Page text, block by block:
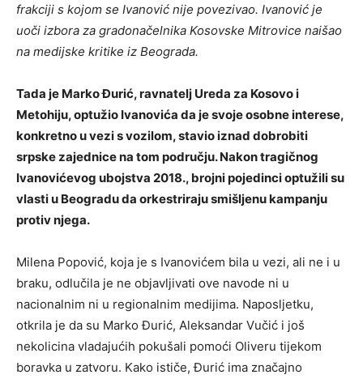
frakciji s kojom se Ivanović nije povezivao. Ivanović je
uoči izbora za gradonačelnika Kosovske Mitrovice naišao
na medijske kritike iz Beograda.
Tada je Marko Đurić, ravnatelj Ureda za Kosovo i
Metohiju, optužio Ivanovića da je svoje osobne interese,
konkretno u vezi s vozilom, stavio iznad dobrobiti
srpske zajednice na tom području. Nakon tragičnog
Ivanovićevog ubojstva 2018., brojni pojedinci optužili su
vlasti u Beogradu da orkestriraju smišljenu kampanju
protiv njega.
Milena Popović, koja je s Ivanovićem bila u vezi, ali ne i u
braku, odlučila je ne objavljivati ​​ove navode ni u
nacionalnim ni u regionalnim medijima. Naposljetku,
otkrila je da su Marko Đurić, Aleksandar Vučić i još
nekolicina vladajućih pokušali pomoći Oliveru tijekom
boravka u zatvoru. Kako ističe, Đurić ima značajno